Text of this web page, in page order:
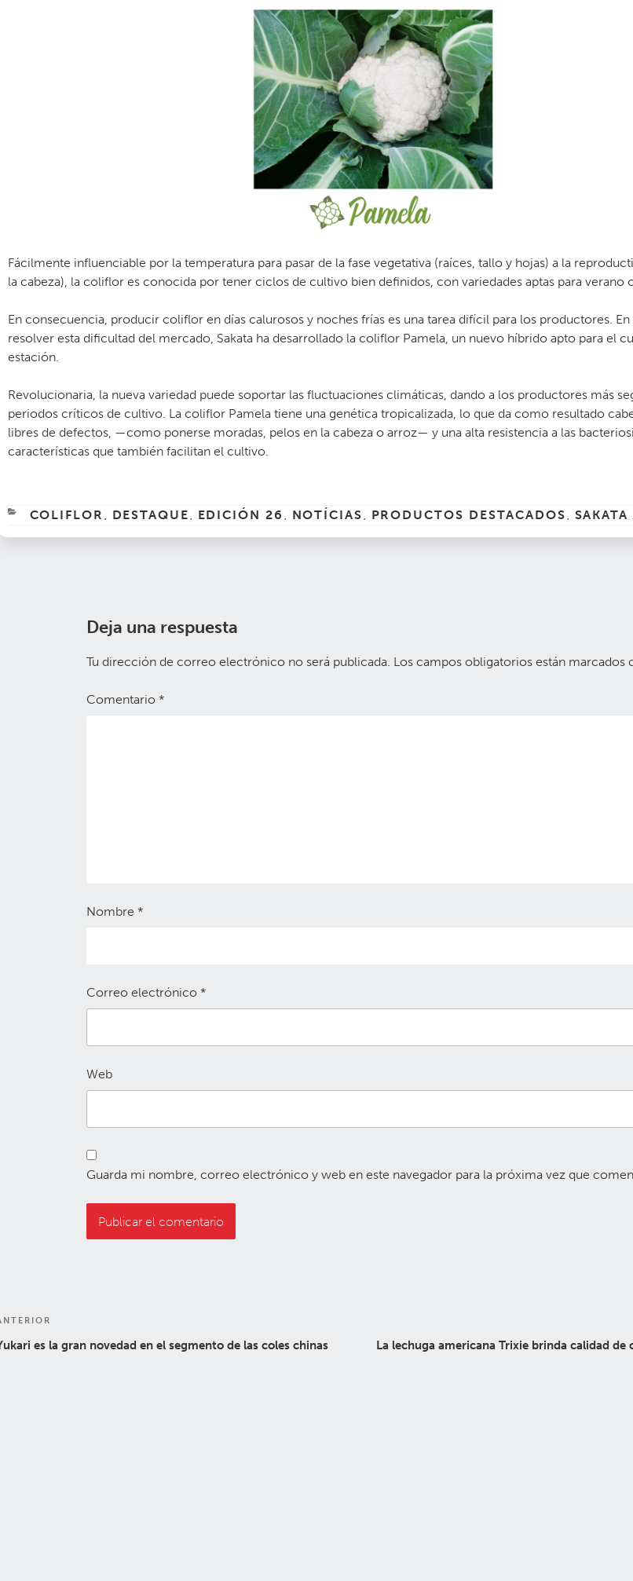
Fácilmente influenciable por la temperatura para pasar de la fase vegetativa (raíces, tallo y hojas) a la
la cabeza), la coliflor es conocida por tener ciclos de cultivo bien definidos, con variedades aptas para verano
En consecuencia, producir coliflor en días calurosos y noches frías es una tarea difícil para los productores.
resolver esta dificultad del mercado, Sakata ha desarrollado la coliflor Pamela, un nuevo híbrido apto para el
estación.
Revolucionaria, la nueva variedad puede soportar las fluctuaciones climáticas, dando a los productores más
periodos críticos de cultivo. La coliflor Pamela tiene una genética tropicalizada, lo que da como resultado
libres de defectos, —como ponerse moradas, pelos en la cabeza o arroz— y una alta resistencia a las
características que también facilitan el cultivo.
CATEGORÍAS
COLIFLOR , DESTAQUE , EDICIÓN 26 , NOTÍCIAS , PRODUCTOS DESTACADOS ,
Deja una respuesta
Tu dirección de correo electrónico no será publicada. Los campos obligatorios están marcados
Comentario *
Nombre *
Correo electrónico *
Web
Guarda mi nombre, correo electrónico y web en este navegador para la próxima vez que
es la gran novedad en el segmento de las coles chinas
La lechuga americana Trixie brinda calidad de